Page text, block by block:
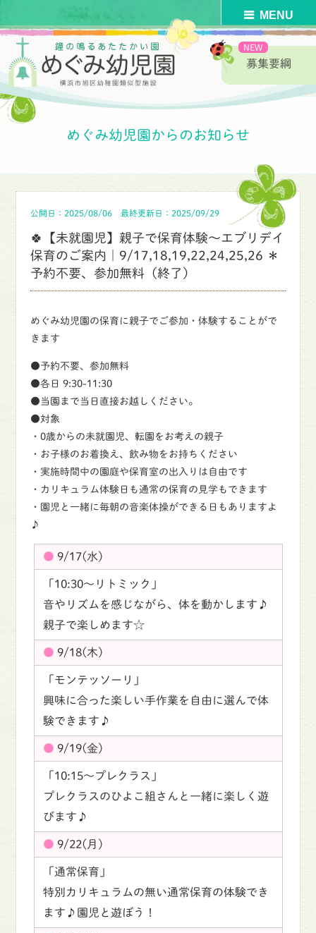
募集要綱
HOME
めぐみ幼児園からのお知らせ
公開日：2025/08/06 最終更新日：2025/09/29
🍀【未就園児】親子で保育体験〜エブリデイ
保育のご案内｜9/17,18,19,22,24,25,26 ＊
予約不要、参加無料（終了）
めぐみ幼児園の保育に親子でご参加・体験することがで
きます
●予約不要、参加無料
●各⽇ 9:30-11:30
●当園まで当日直接お越しください。
●対象
・0歳からの未就園児、転園をお考えの親子
・お子様のお着換え、飲み物をお持ちください
・実施時間中の園庭や保育室の出入りは自由です
・カリキュラム体験日も通常の保育の見学もできます
・園児と一緒に毎朝の音楽体操ができる日もありますよ
♪
9/17(水)
「10:30〜リトミック」
音やリズムを感じながら、体を動かします♪
親子で楽しめます☆
9/18(木)
「モンテッソーリ」
興味に合った楽しい手作業を自由に選んで体
験できます♪
9/19(金)
「10:15〜プレクラス」
プレクラスのひよこ組さんと一緒に楽しく遊
びます♪
9/22(月)
「通常保育」
特別カリキュラムの無い通常保育の体験でき
ます♪園児と遊ぼう！